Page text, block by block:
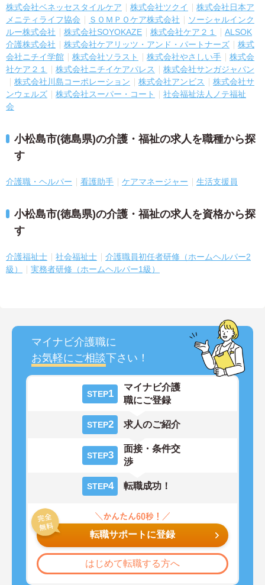
株式会社ベネッセスタイルケア 株式会社ツクイ
株式会社日本ア
メニティライフ協会
ＳＯＭＰＯケア株式会社
ソーシャルインク
ルー株式会社
株式会社SOYOKAZE 株式会社ケア２１
ALSOK
介護株式会社
株式会社ケアリッツ・アンド・パートナーズ
株式
会社ニチイ学館
株式会社ソラスト 株式会社やさしい手
株式会
社ケア２１
株式会社ニチイケアパレス
株式会社サンガジャパン
株式会社川島コーポレーション
株式会社アンビス
株式会社サ
ンウェルズ
株式会社スーパー・コート
社会福祉法人ノテ福祉
会
小松島市(徳島県)の介護・福祉の求人を職種から探
す
介護職・ヘルパー 看護助手 ケアマネージャー 生活支援員
小松島市(徳島県)の介護・福祉の求人を資格から探
す
介護福祉士 社会福祉士
介護職員初任者研修（ホームヘルパー2
級）
実務者研修（ホームヘルパー1級）
マイナビ介護職に
お気軽にご相談下さい！
STEP1
マイナビ介護
職にご登録
STEP2 求人のご紹介
STEP3
面接・条件交
渉
STEP4 転職成功！
転職サポートに登録
はじめて転職する方へ